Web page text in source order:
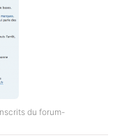
du forum-